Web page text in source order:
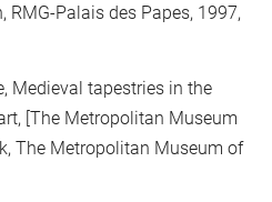
RMG-Palais des Papes, 1997,
Medieval tapestries in the
[The Metropolitan Museum
The Metropolitan Museum of